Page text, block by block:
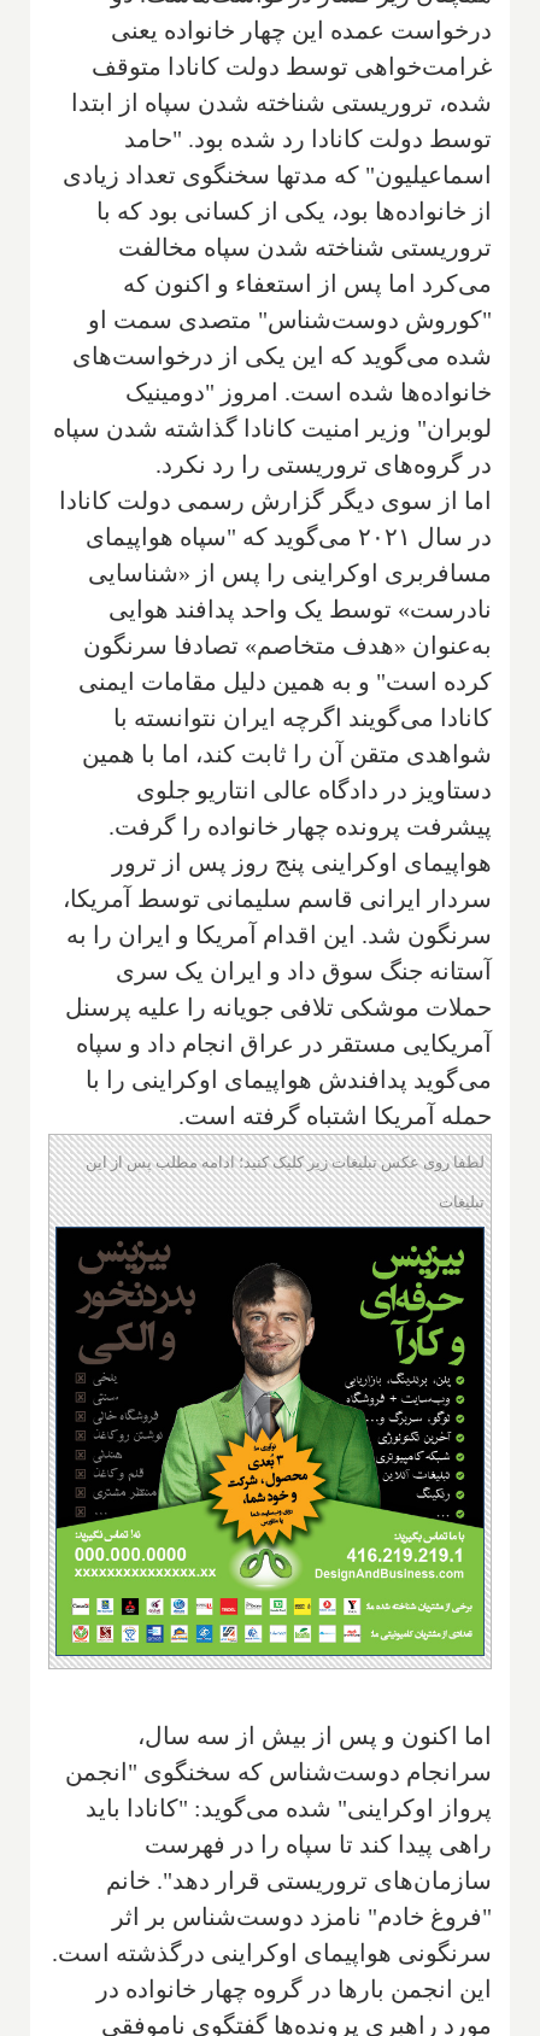
درخواست عمده این چهار خانواده یعنی
غرامت‌خواهی توسط دولت کانادا متوقف
شده، تروریستی شناخته شدن سپاه از ابتدا
توسط دولت کانادا رد شده بود. "حامد
اسماعیلیون" که مدتها سخنگوی تعداد زیادی
از خانواده‌ها بود، یکی از کسانی بود که با
تروریستی شناخته شدن سپاه مخالفت
می‌کرد اما پس از استعفاء و اکنون که
"کوروش دوست‌شناس" متصدی سمت او
شده می‌گوید که این یکی از درخواست‌های
خانواده‌ها شده است. امروز "دومینیک
لوبران" وزیر امنیت کانادا گذاشته شدن سپاه
در گروه‌های تروریستی را رد نکرد.
اما از سوی دیگر گزارش رسمی دولت کانادا
در سال ۲۰۲۱ می‌گوید که "سپاه هواپیمای
مسافربری اوکراینی را پس از «شناسایی
نادرست» توسط یک واحد پدافند هوایی
به‌عنوان «هدف متخاصم» تصادفا سرنگون
کرده است" و به همین دلیل مقامات ایمنی
کانادا می‌گویند اگرچه ایران نتوانسته با
شواهدی متقن آن را ثابت کند، اما با همین
دستاویز در دادگاه عالی انتاریو جلوی
پیشرفت پرونده چهار خانواده را گرفت.
هواپیمای اوکراینی پنج روز پس از ترور
سردار ایرانی قاسم سلیمانی توسط آمریکا،
سرنگون شد. این اقدام آمریکا و ایران را به
آستانه جنگ سوق داد و ایران یک سری
حملات موشکی تلافی جویانه را علیه پرسنل
آمریکایی مستقر در عراق انجام داد و سپاه
می‌گوید پدافندش هواپیمای اوکراینی را با
حمله آمریکا اشتباه گرفته است.
لطفا روی عکس تبلیغات زیر کلیک کنید؛ ادامه مطلب پس از این
تبلیغات
اما اکنون و پس از بیش از سه سال،
سرانجام دوست‌شناس که سخنگوی "انجمن
پرواز اوکراینی" شده می‌گوید: "کانادا باید
راهی پیدا کند تا سپاه را در فهرست
سازمان‌های تروریستی قرار دهد". خانم
"فروغ خادم" نامزد دوست‌شناس بر اثر
سرنگونی هواپیمای اوکراینی درگذشته است.
این انجمن بارها در گروه چهار خانواده در
مورد راهبری پرونده‌ها گفتگوی ناموفقی